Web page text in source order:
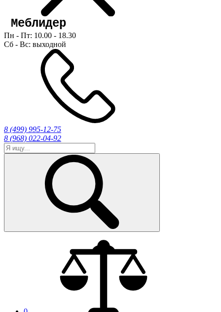
Пн - Пт: 10.00 - 18.30
Сб - Вс: выходной
8 (499) 995-12-75
8 (968) 022-04-92